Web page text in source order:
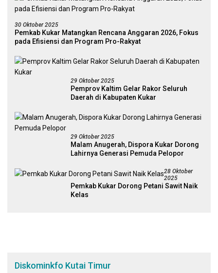
30 Oktober 2025
Pemkab Kukar Matangkan Rencana Anggaran 2026, Fokus
pada Efisiensi dan Program Pro-Rakyat
29 Oktober 2025
Pemprov Kaltim Gelar Rakor Seluruh
Daerah di Kabupaten Kukar
29 Oktober 2025
Malam Anugerah, Dispora Kukar Dorong
Lahirnya Generasi Pemuda Pelopor
28 Oktober
2025
Pemkab Kukar Dorong Petani Sawit Naik
Kelas
Diskominkfo Kutai Timur